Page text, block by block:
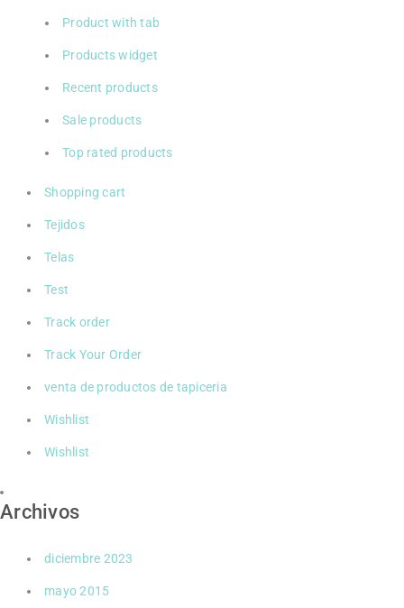
Product with tab
Products widget
Recent products
Sale products
Top rated products
Shopping cart
Tejidos
Telas
Test
Track order
Track Your Order
venta de productos de tapiceria
Wishlist
Wishlist
Archivos
diciembre 2023
mayo 2015